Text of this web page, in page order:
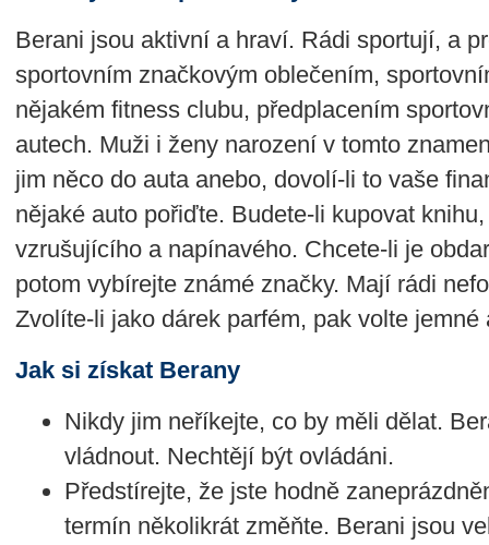
Berani jsou aktivní a hraví. Rádi sportují, a
sportovním značkovým oblečením,
nějakém fitness clubu, předplacením
autech. Muži i ženy narození v tomto
jim něco do auta anebo, dovolí-li to vaše
nějaké auto pořiďte. Budete-li kupovat
vzrušujícího a napínavého. Chcete-li je
potom vybírejte známé značky. Mají rádi
Zvolíte-li jako dárek parfém, pak volte jemné
Jak si získat Berany
Nikdy jim neříkejte, co by měli dělat.
vládnout. Nechtějí být ovládáni.
Předstírejte, že jste hodně
termín několikrát změňte. Berani jsou